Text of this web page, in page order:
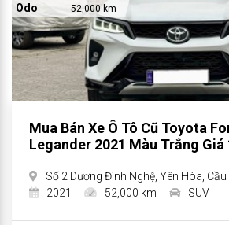
Odo 52,000 km
Mua Bán Xe Ô Tô Cũ Toyota
Legander 2021 Màu Trắng Giá
Số 2 Dương Đình Nghệ, Yên Hòa, Cầu
2021
52,000 km SUV